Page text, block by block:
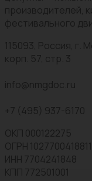
производителей,
фестивального
115093, Россия, г.
корп. 57, стр. 3
info@nmgdoc.ru
+7 (495) 937-6170
ОКП 000122275
ОГРН 1027700418811
ИНН 7704241848
КПП 772501001